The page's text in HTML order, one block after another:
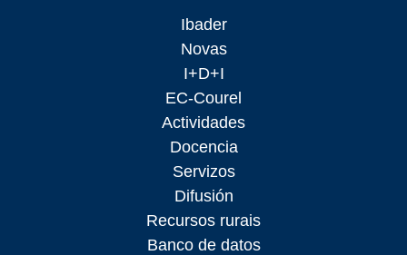
Ibader
Novas
I+D+I
EC-Courel
Actividades
Docencia
Servizos
Difusión
Recursos rurais
Banco de datos